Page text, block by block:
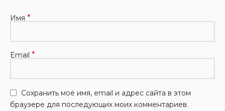
Имя *
Email *
Сохранить моё имя, email и адрес сайта в этом
браузере для последующих моих комментариев.